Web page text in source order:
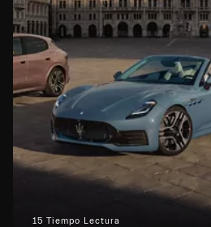
15 Tiempo Lectura